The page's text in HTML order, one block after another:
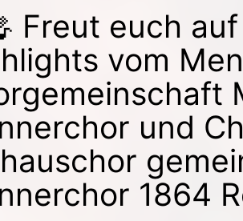
Freut euch
vom
und
1864